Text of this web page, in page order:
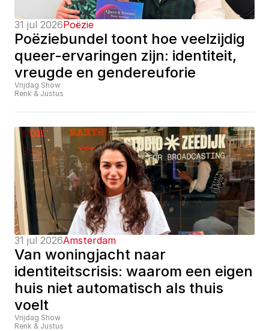
31 jul 2026Poëzie
Poëziebundel toont hoe veelzijdig
queer-ervaringen zijn: identiteit,
vreugde en gendereuforie
Vrijdag Show
Renk & Justus
31 jul 2026Amsterdam
Van woningjacht naar
identiteitscrisis: waarom een eigen
huis niet automatisch als thuis
voelt
Vrijdag Show
Renk & Justus